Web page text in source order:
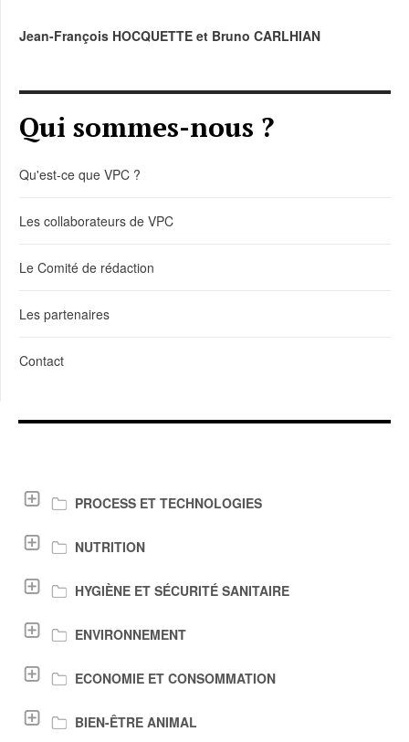
Jean-François HOCQUETTE et Bruno CARLHIAN
Qui sommes-nous ?
Qu'est-ce que VPC ?
Les collaborateurs de VPC
Le Comité de rédaction
Les partenaires
Contact
PROCESS ET TECHNOLOGIES
NUTRITION
HYGIÈNE ET SÉCURITÉ SANITAIRE
ENVIRONNEMENT
ECONOMIE ET CONSOMMATION
BIEN-ÊTRE ANIMAL